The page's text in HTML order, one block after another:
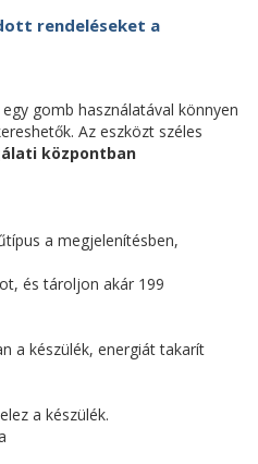
rendeléseket a
gomb használatával könnyen
Az eszközt széles
központban
a megjelenítésben,
és tároljon akár 199
a készülék, energiát takarít
a készülék.